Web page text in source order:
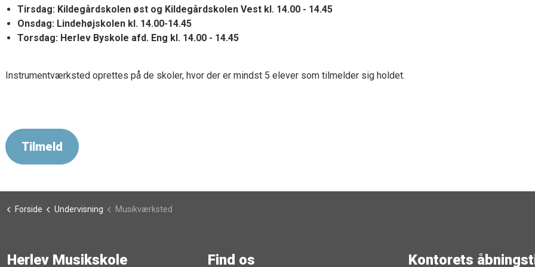
Tirsdag: Kildegårdskolen øst og Kildegårdskolen Vest kl. 14.00 - 14.45
Onsdag: Lindehøjskolen kl. 14.00-14.45
Torsdag: Herlev Byskole afd. Eng kl. 14.00 - 14.45
Instrumentværksted oprettes på de skoler, hvor der er mindst 5 elever som tilmelder sig holdet.
Tilmeld
Forside Undervisning Musikværksted
Herlev Musikskole Find os Kontorets